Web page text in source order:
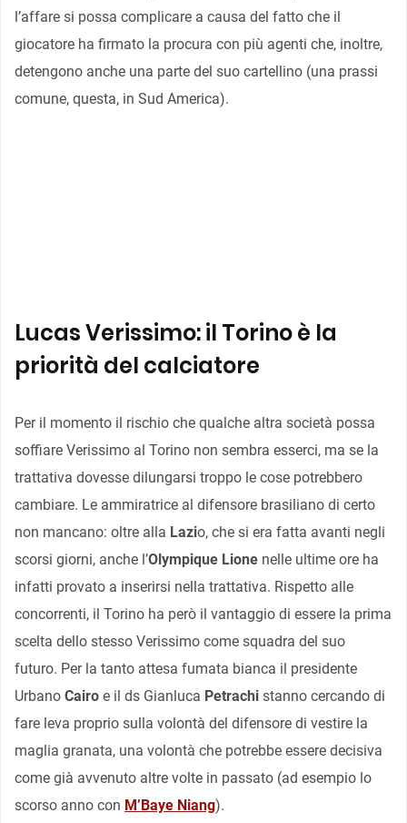
l’affare si possa complicare a causa del fatto che il
giocatore ha firmato la procura con più agenti che, inoltre,
detengono anche una parte del suo cartellino (una prassi
comune, questa, in Sud America).
Lucas Verissimo: il Torino è la
priorità del calciatore
Per il momento il rischio che qualche altra società possa
soffiare Verissimo al Torino non sembra esserci, ma se la
trattativa dovesse dilungarsi troppo le cose potrebbero
cambiare. Le ammiratrice al difensore brasiliano di certo
non mancano: oltre alla Lazio, che si era fatta avanti negli
scorsi giorni, anche l’Olympique Lione nelle ultime ore ha
infatti provato a inserirsi nella trattativa. Rispetto alle
concorrenti, il Torino ha però il vantaggio di essere la prima
scelta dello stesso Verissimo come squadra del suo
futuro. Per la tanto attesa fumata bianca il presidente
Urbano Cairo e il ds Gianluca Petrachi stanno cercando di
fare leva proprio sulla volontà del difensore di vestire la
maglia granata, una volontà che potrebbe essere decisiva
come già avvenuto altre volte in passato (ad esempio lo
scorso anno con M’Baye Niang).